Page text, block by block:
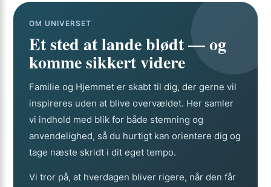
OM UNIVERSET
Et sted at lande blødt — og
komme sikkert videre
Familie og Hjemmet er skabt til dig, der gerne vil
inspireres uden at blive overvældet. Her samler
vi indhold med blik for både stemning og
anvendelighed, så du hurtigt kan orientere dig og
tage næste skridt i dit eget tempo.
Vi tror på, at hverdagen bliver rigere, når den får